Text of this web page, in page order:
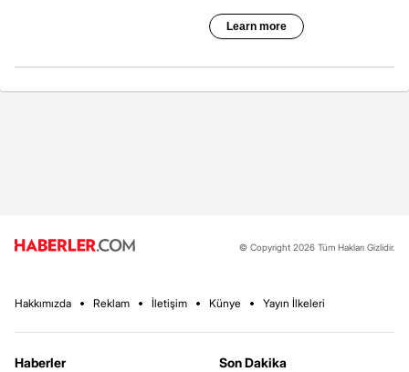
© Copyright 2026 Tüm Hakları Gizlidir.
Hakkımızda Reklam İletişim Künye Yayın İlkeleri
Haberler
Son Dakika